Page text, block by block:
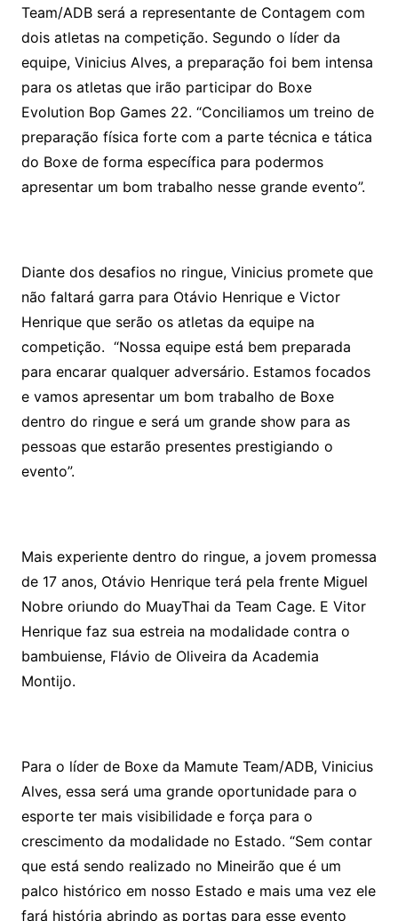
Team/ADB será a representante de Contagem com
dois atletas na competição. Segundo o líder da
equipe, Vinicius Alves, a preparação foi bem intensa
para os atletas que irão participar do Boxe
Evolution Bop Games 22. “Conciliamos um treino de
preparação física forte com a parte técnica e tática
do Boxe de forma específica para podermos
apresentar um bom trabalho nesse grande evento”.
Diante dos desafios no ringue, Vinicius promete que
não faltará garra para Otávio Henrique e Victor
Henrique que serão os atletas da equipe na
competição. “Nossa equipe está bem preparada
para encarar qualquer adversário. Estamos focados
e vamos apresentar um bom trabalho de Boxe
dentro do ringue e será um grande show para as
pessoas que estarão presentes prestigiando o
evento”.
Mais experiente dentro do ringue, a jovem promessa
de 17 anos, Otávio Henrique terá pela frente Miguel
Nobre oriundo do MuayThai da Team Cage. E Vitor
Henrique faz sua estreia na modalidade contra o
bambuiense, Flávio de Oliveira da Academia
Montijo.
Para o líder de Boxe da Mamute Team/ADB, Vinicius
Alves, essa será uma grande oportunidade para o
esporte ter mais visibilidade e força para o
crescimento da modalidade no Estado. “Sem contar
que está sendo realizado no Mineirão que é um
palco histórico em nosso Estado e mais uma vez ele
fará história abrindo as portas para esse evento